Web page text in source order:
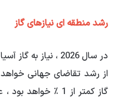
رشد منطقه ای نیازهای گاز
از رشد تقاضای جهانی
گاز کمتر از 1 ٪